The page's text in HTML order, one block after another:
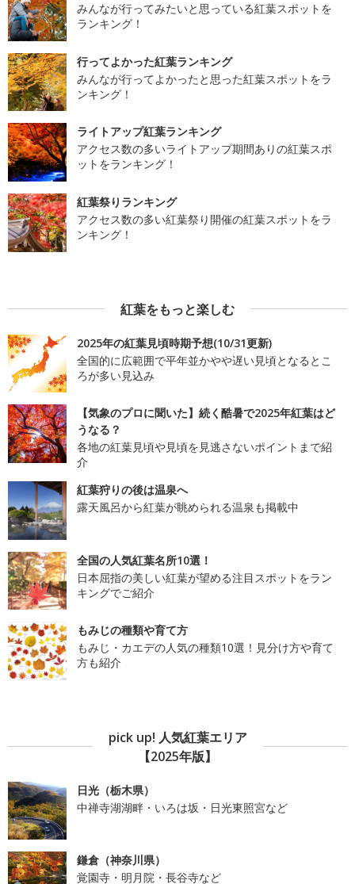
みんなが行ってみたいと思っている紅葉スポットを
ランキング！
行ってよかった紅葉ランキング
みんなが行ってよかったと思った紅葉スポットをラ
ンキング！
ライトアップ紅葉ランキング
アクセス数の多いライトアップ期間ありの紅葉スポ
ットをランキング！
紅葉祭りランキング
アクセス数の多い紅葉祭り開催の紅葉スポットをラ
ンキング！
紅葉をもっと楽しむ
2025年の紅葉見頃時期予想(10/31更新)
全国的に広範囲で平年並かやや遅い見頃となるとこ
ろが多い見込み
【気象のプロに聞いた】続く酷暑で2025年紅葉はど
うなる？
各地の紅葉見頃や見頃を見逃さないポイントまで紹
介
紅葉狩りの後は温泉へ
露天風呂から紅葉が眺められる温泉も掲載中
全国の人気紅葉名所10選！
日本屈指の美しい紅葉が望める注目スポットをラン
キングでご紹介
もみじの種類や育て方
もみじ・カエデの人気の種類10選！見分け方や育て
方も紹介
pick up! 人気紅葉エリア
【2025年版】
日光（栃木県）
中禅寺湖湖畔・いろは坂・日光東照宮など
鎌倉（神奈川県）
覚園寺・明月院・長谷寺など